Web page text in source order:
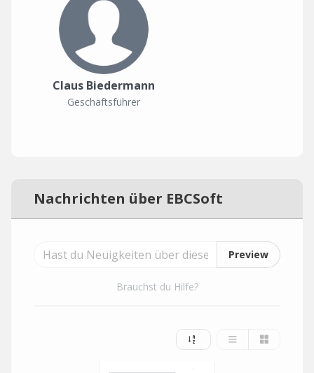
Claus Biedermann
Geschäftsführer
Nachrichten über EBCSoft
Preview
Brauchst du Hilfe?